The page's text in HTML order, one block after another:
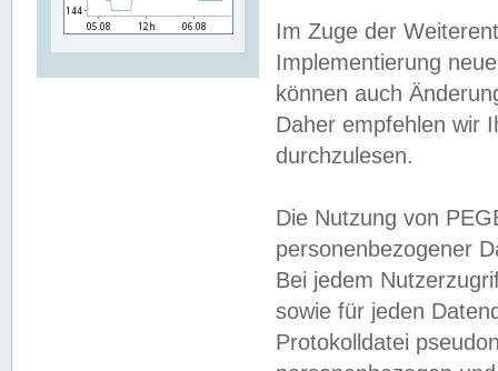
Im Zuge der
Implementierung
können auch
Daher empfehlen wir
durchzulesen.
Die Nutzung von
personenbezogener
Bei jedem
sowie für jeden
Protokolldatei